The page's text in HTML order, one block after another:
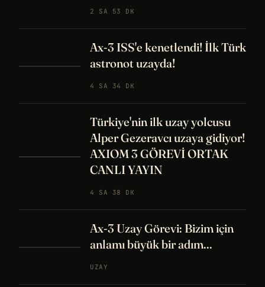
2 SA 53 DK
Ax-3 ISS'e kenetlendi! İlk Türk
astronot uzayda!
4 SA 34 DK
Türkiye'nin ilk uzay yolcusu
Alper Gezeravcı uzaya gidiyor!
AXIOM 3 GÖREVİ ORTAK
CANLI YAYIN
4 SA 38 DK
Ax-3 Uzay Görevi: Bizim için
anlamı büyük bir adım...
UZAY